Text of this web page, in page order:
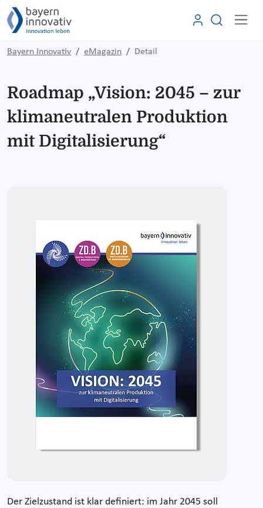
Bayern Innovativ eMagazin Detail
Roadmap „Vision: 2045 – zur
klimaneutralen Produktion
mit Digitalisierung“
Der Zielzustand ist klar definiert: im Jahr 2045 soll